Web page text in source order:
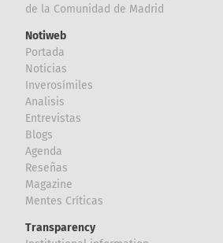
de la Comunidad de Madrid
Notiweb
Portada
Noticias
Inverosímiles
Analisis
Entrevistas
Blogs
Agenda
Reseñas
Magazine
Mentes Críticas
Transparency